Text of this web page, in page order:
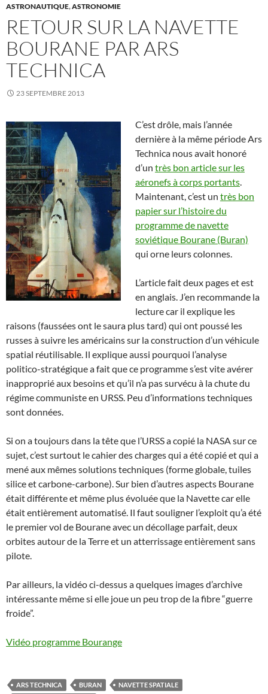
ASTRONAUTIQUE,ASTRONOMIE
RETOUR SUR LA NAVETTE
BOURANE PAR ARS
TECHNICA
23 SEPTEMBRE 2013
C’est drôle, mais l’année
dernière à la même période Ars
Technica nous avait honoré
d’un très bon article sur les
aéronefs à corps portants.
Maintenant, c’est un très bon
papier sur l’histoire du
programme de navette
soviétique Bourane (Buran)
qui orne leurs colonnes.
L’article fait deux pages et est
en anglais. J’en recommande la
lecture car il explique les
raisons (faussées ont le saura plus tard) qui ont poussé les
russes à suivre les américains sur la construction d’un véhicule
spatial réutilisable. Il explique aussi pourquoi l’analyse
politico-stratégique a fait que ce programme s’est vite avérer
inapproprié aux besoins et qu’il n’a pas survécu à la chute du
régime communiste en URSS. Peu d’informations techniques
sont données.
Si on a toujours dans la tête que l’URSS a copié la NASA sur ce
sujet, c’est surtout le cahier des charges qui a été copié et qui a
mené aux mêmes solutions techniques (forme globale, tuiles
silice et carbone-carbone). Sur bien d’autres aspects Bourane
était différente et même plus évoluée que la Navette car elle
était entièrement automatisé. Il faut souligner l’exploit qu’a été
le premier vol de Bourane avec un décollage parfait, deux
orbites autour de la Terre et un atterrissage entièrement sans
pilote.
Par ailleurs, la vidéo ci-dessus a quelques images d’archive
intéressante même si elle joue un peu trop de la fibre “guerre
froide”.
Vidéo programme Bourange
ARS TECHNICA BURAN NAVETTE SPATIALE